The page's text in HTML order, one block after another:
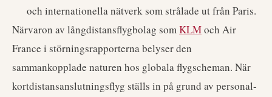
och internationella nätverk som strålade ut från Paris.
Närvaron av långdistansflygbolag somKLMoch Air
France i störningsrapporterna belyser den
sammankopplade naturen hos globala flygscheman. När
kortdistansanslutningsflyg ställs in på grund av personal-